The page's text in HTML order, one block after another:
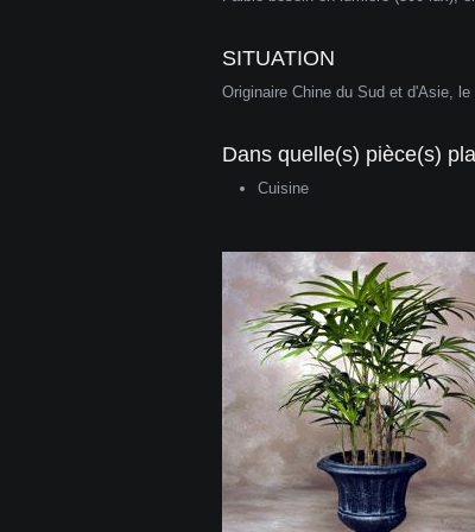
SITUATION
Originaire Chine du Sud et d'Asie,
Dans quelle(s) pièce(s)
Cuisine